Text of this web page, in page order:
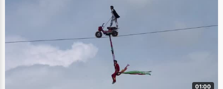
01:00